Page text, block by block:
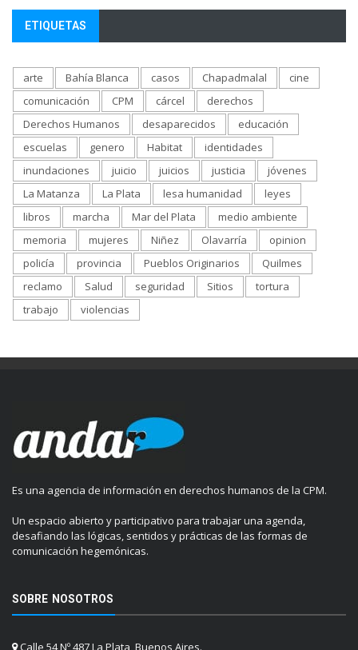
ETIQUETAS
arte Bahía Blanca casos Chapadmalal
cine
comunicación
CPM cárcel
derechos
Derechos Humanos
desaparecidos
educación
escuelas
genero Habitat
identidades
inundaciones
juicio juicios justicia
jóvenes
La Matanza
La Plata lesa humanidad
leyes
libros
marcha Mar del Plata
medio ambiente
memoria
mujeres Niñez Olavarría
opinion
policía
provincia Pueblos Originarios
Quilmes
reclamo
Salud seguridad Sitios
tortura
trabajo
violencias
Es una agencia de información en derechos humanos de la CPM.
Un espacio abierto y participativo para trabajar una agenda,
desafiando las lógicas, sentidos y prácticas de las formas de
comunicación hegemónicas.
SOBRE NOSOTROS
Calle 54 Nº 487 La Plata, Buenos Aires.